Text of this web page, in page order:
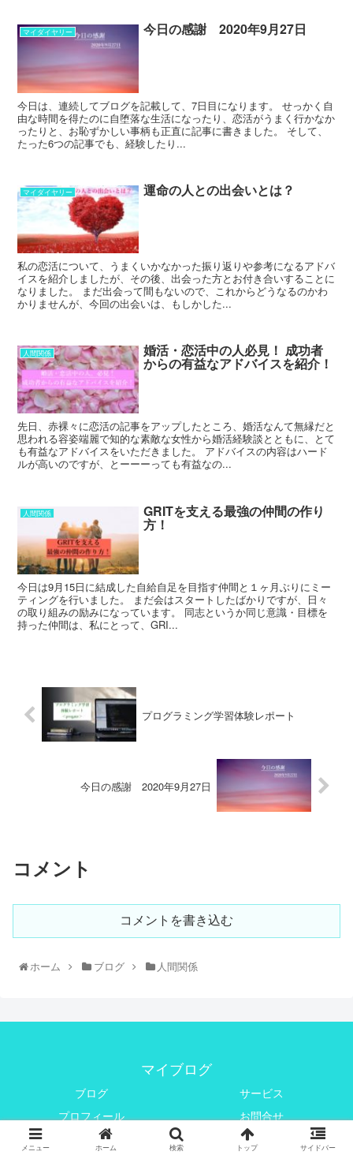
マイダイヤリー 今日の感謝 2020年9月27日
今日は、連続してブログを記載して、7日目になります。 せっかく自
由な時間を得たのに自堕落な生活になったり、恋活がうまく行かなか
ったりと、お恥ずかしい事柄も正直に記事に書きました。 そして、
たった6つの記事でも、経験したり...
マイダイヤリー 運命の人との出会いとは？
私の恋活について、うまくいかなかった振り返りや参考になるアドバ
イスを紹介しましたが、その後、出会った方とお付き合いすることに
なりました。 まだ出会って間もないので、これからどうなるのかわ
かりませんが、今回の出会いは、もしかした...
人間関係 婚活・恋活中の人必見！ 成功者
からの有益なアドバイスを紹介！
先日、赤裸々に恋活の記事をアップしたところ、婚活なんて無縁だと
思われる容姿端麗で知的な素敵な女性から婚活経験談とともに、とて
も有益なアドバイスをいただきました。 アドバイスの内容はハード
ルが高いのですが、とーーーっても有益なの...
人間関係 GRITを支える最強の仲間の作り
方！
今日は9月15日に結成した自給自足を目指す仲間と１ヶ月ぶりにミー
ティングを行いました。 まだ会はスタートしたばかりですが、日々
の取り組みの励みになっています。 同志というか同じ意識・目標を
持った仲間は、私にとって、GRI...
プログラミング学習体験レポート
今日の感謝 2020年9月27日
コメント
コメントを書き込む
ホーム ブログ 人間関係
マイブログ
ブログ
サービス
プロフィール
お問合せ
© 2020 マイブログ.
メニュー ホーム 検索 トップ サイドバー